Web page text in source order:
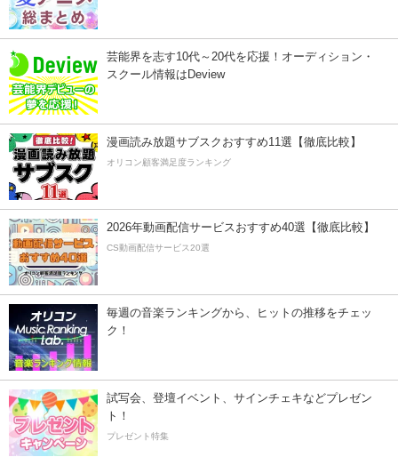
芸能界を志す10代～20代を応援！オーディション・
スクール情報はDeview
漫画読み放題サブスクおすすめ11選【徹底比較】
オリコン顧客満足度ランキング
2026年動画配信サービスおすすめ40選【徹底比較】
CS動画配信サービス20選
毎週の音楽ランキングから、ヒットの推移をチェッ
ク！
試写会、登壇イベント、サインチェキなどプレゼン
ト！
プレゼント特集